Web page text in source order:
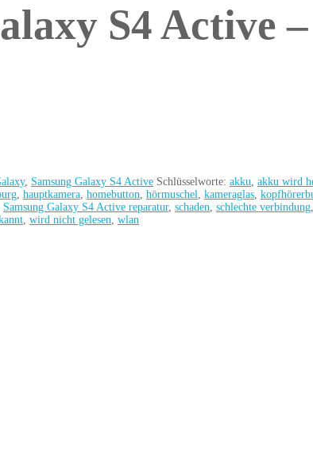
S4 Active
, Samsung Galaxy S4 Active Schlüsselworte: akku, akku wird
, hauptkamera, homebutton, hörmuschel, kameraglas,
Samsung Galaxy S4 Active reparatur, schaden, schlechte verbindung,
, wird nicht gelesen, wlan